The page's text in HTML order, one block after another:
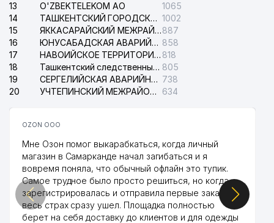
13
O'ZBEKTELEKOM АО
1065
14
ТАШКЕНТСКИЙ ГОРОДСКОЙ СУД ПО ГРАЖДАНСКИМ ДЕЛАМ 1002
15
ЯККАСАРАЙСКИЙ МЕЖРАЙОННЫЙ СУД ПО ГРАЖДАНСКИМ ДЕЛАМ887
16
ЮНУСАБАДСКАЯ АВАРИЙНАЯ СЛУЖБА ЭЛЕКТРОСЕТИ 858
17
НАВОИЙСКОЕ ТЕРРИТОРИАЛЬНОЕ ПРЕДПРИЯТИЕ ЭЛЕКТРОСЕТИ АО 818
18
Ташкентский следственный изолятор 805
19
СЕРГЕЛИЙСКАЯ АВАРИЙНАЯ СЛУЖБА ЭЛЕКТРОСЕТИ 738
20
УЧТЕПИНСКИЙ МЕЖРАЙОННЫЙ СУД ПО ГРАЖДАНСКИМ ДЕЛАМ 634
OZON ООО
Мне Озон помог выкарабкаться, когда личный
магазин в Самарканде начал загибаться и я
вовремя поняла, что обычный офлайн это тупик.
Самое трудное было просто решиться, но когда
зарегистрировалась и отправила первые заказы,
весь страх сразу ушел. Площадка полностью
берет на себя доставку до клиентов и для одежды